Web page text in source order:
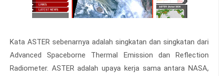
Kata ASTER sebenarnya adalah singkatan dan singkatan dari
Advanced Spaceborne Thermal Emission dan Reflection
Radiometer. ASTER adalah upaya kerja sama antara NASA,